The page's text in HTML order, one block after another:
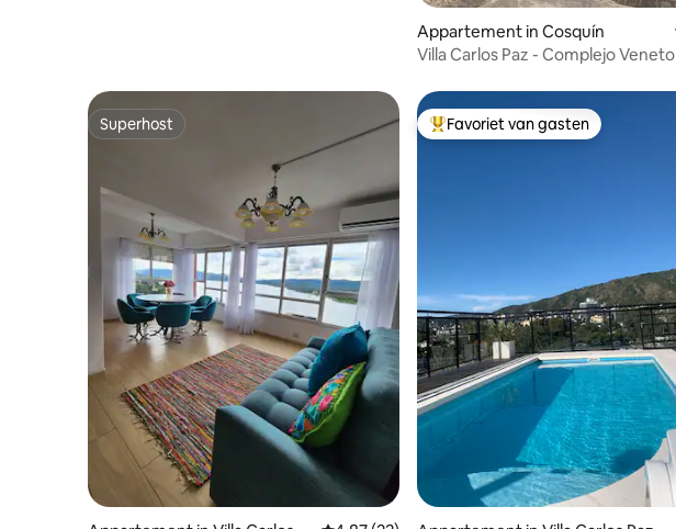
Appartement in Cosquín
Villa Carlos Paz - Complejo Veneto
Superhost
Superhost Topfavoriet van gasten
Favoriet van gasten